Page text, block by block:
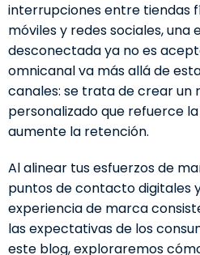
interrupciones entre tiendas
móviles y redes sociales,
desconectada ya no es
omnicanal va más allá de
canales: se trata de crear un
personalizado que refuerce
aumente la retención.
Al alinear tus esfuerzos de
puntos de contacto digitales
experiencia de marca
las expectativas de los
este blog, exploraremos